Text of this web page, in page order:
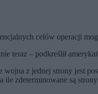
celów operacji
teraz – podkreślił
wojna z jednej strony jest
ile zdeterminowane są